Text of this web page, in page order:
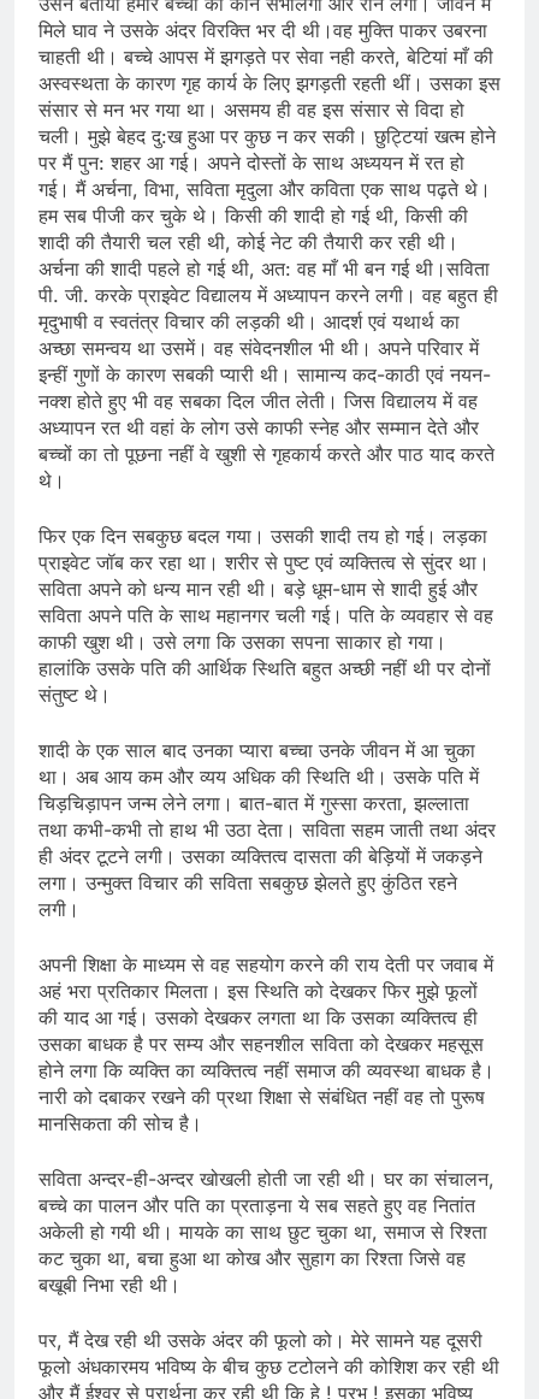
मिले घाव ने उसके अंदर विरक्ति भर दी थी।वह मुक्ति पाकर उबरना
चाहती थी। बच्चे आपस में झगड़ते पर सेवा नही करते, बेटियां माँ की
अस्वस्थता के कारण गृह कार्य के लिए झगड़ती रहती थीं। उसका इस
संसार से मन भर गया था। असमय ही वह इस संसार से विदा हो
चली। मुझे बेहद दु:ख हुआ पर कुछ न कर सकी। छुट्टियां खत्म होने
पर मैं पुन: शहर आ गई। अपने दोस्तों के साथ अध्ययन में रत हो
गई। मैं अर्चना, विभा, सविता मृदुला और कविता एक साथ पढ़ते थे।
हम सब पीजी कर चुके थे। किसी की शादी हो गई थी, किसी की
शादी की तैयारी चल रही थी, कोई नेट की तैयारी कर रही थी।
अर्चना की शादी पहले हो गई थी, अत: वह माँ भी बन गई थी।सविता
पी. जी. करके प्राइवेट विद्यालय में अध्यापन करने लगी। वह बहुत ही
मृदुभाषी व स्वतंत्र विचार की लड़की थी। आदर्श एवं यथार्थ का
अच्छा समन्वय था उसमें। वह संवेदनशील भी थी। अपने परिवार में
इन्हीं गुणों के कारण सबकी प्यारी थी। सामान्य कद-काठी एवं नयन-
नक्श होते हुए भी वह सबका दिल जीत लेती। जिस विद्यालय में वह
अध्यापन रत थी वहां के लोग उसे काफी स्ने‍ह और सम्मान देते और
बच्चों का तो पूछना नहीं वे खुशी से गृहकार्य करते और पाठ याद करते
थे।
फिर एक दिन सबकुछ बदल गया। उसकी शादी तय हो गई। लड़का
प्राइवेट जॉब कर रहा था। शरीर से पुष्ट एवं व्यक्तित्व से सुंदर था।
सविता अपने को धन्य मान रही थी। बड़े धूम-धाम से शादी हुई और
सविता अपने पति के साथ महानगर चली गई। पति के व्यवहार से वह
काफी खुश थी। उसे लगा कि उसका सपना साकार हो गया।
हालांकि उसके पति की आर्थिक स्थिति बहुत अच्छी नहीं थी पर दोनों
संतुष्ट थे।
शादी के एक साल बाद उनका प्यारा बच्चा उनके जीवन में आ चुका
था। अब आय कम और व्यय अधिक की स्थिति थी। उसके पति में
चिड़चिड़ापन जन्म लेने लगा। बात-बात में गुस्सा करता, झल्लाता
तथा कभी-कभी तो हाथ भी उठा देता। सविता सहम जाती तथा अंदर
ही अंदर टूटने लगी। उसका व्यक्तित्व दासता की बेड़ियों में जकड़ने
लगा। उन्मुक्त विचार की सविता सबकुछ झेलते हुए कुंठित रहने
लगी।
अपनी शिक्षा के माध्यम से वह सहयोग करने की राय देती पर जवाब में
अहं भरा प्रतिकार मिलता। इस स्थिति को देखकर फिर मुझे फूलों
की याद आ गई। उसको देखकर लगता था कि उसका व्यक्तित्व ही
उसका बाधक है पर सम्य और सहनशील सविता को देखकर महसूस
होने लगा कि व्यक्ति का व्यक्तित्व नहीं समाज की व्यवस्था बाधक है।
नारी को दबाकर रखने की प्रथा शिक्षा से संबंधित नहीं वह तो पुरूष
मानसिकता की सोच है।
सविता अन्दर-ही-अन्दर खोखली होती जा रही थी। घर का संचालन,
बच्चे का पालन और पति का प्रताड़ना ये सब सहते हुए वह नितांत
अकेली हो गयी थी। मायके का साथ छुट चुका था, समाज से रिश्ता
कट चुका था, बचा हुआ था कोख और सुहाग का रिश्ता जिसे वह
बखूबी निभा रही थी।
पर, मैं देख रही थी उसके अंदर की फूलो को। मेरे सामने यह दूसरी
फूलो अंधकारमय भविष्य के बीच कुछ टटोलने की कोशिश कर रही थी
और मैं ईश्वर से प्रार्थना कर रही थी कि हे ! प्रभु ! इसका भविष्य